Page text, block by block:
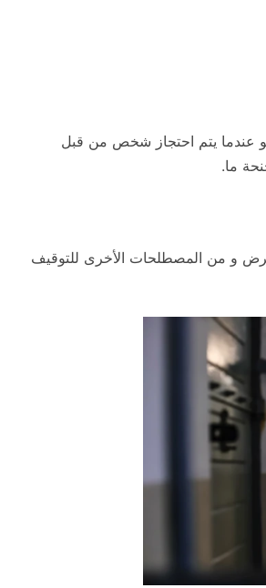
هو عندما يتم احتجاز شخص من قبل
ما.
و من المصطلحات الأخرى للتوقيف